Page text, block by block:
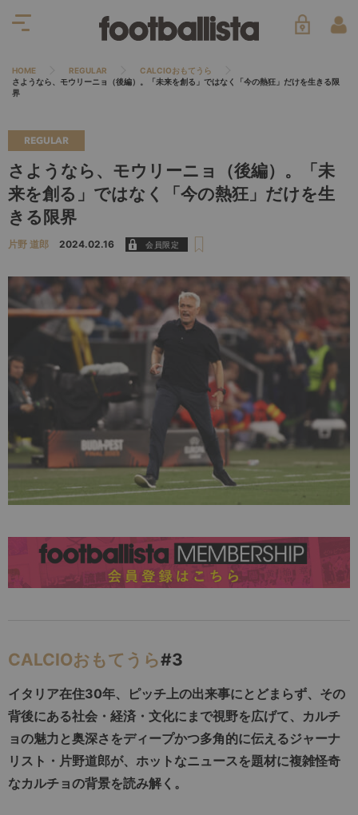
HOME REGULAR
CALCIOおもてうら
さようなら、モウリーニョ（後編）。「未来を創る」ではなく「今の熱狂」だけを生きる限
界
REGULAR
さようなら、モウリーニョ（後編）。「未
来を創る」ではなく「今の熱狂」だけを生
きる限界
片野 道郎 2024.02.16
CALCIOおもてうら#3
イタリア在住30年、ピッチ上の出来事にとどまらず、その
背後にある社会・経済・文化にまで視野を広げて、カルチ
ョの魅力と奥深さをディープかつ多角的に伝えるジャーナ
リスト・片野道郎が、ホットなニュースを題材に複雑怪奇
なカルチョの背景を読み解く。